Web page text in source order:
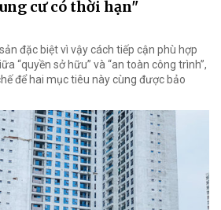
cư có thời hạn"
đặc biệt vì vậy cách tiếp cận phù hợp
“quyền sở hữu” và “an toàn công trình”,
để hai mục tiêu này cùng được bảo